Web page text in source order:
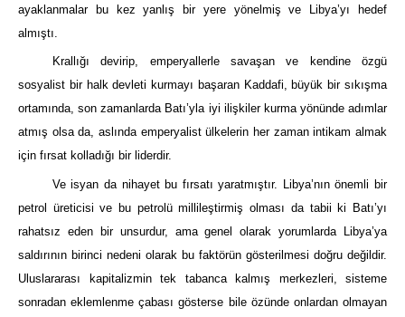
ayaklanmalar bu kez yanlış bir yere yönelmiş ve Libya’yı hedef
almıştı.
Krallığı devirip, emperyallerle savaşan ve kendine özgü
sosyalist bir halk devleti kurmayı başaran Kaddafi, büyük bir sıkışma
ortamında, son zamanlarda Batı’yla iyi ilişkiler kurma yönünde adımlar
atmış olsa da, aslında emperyalist ülkelerin her zaman intikam almak
için fırsat kolladığı bir liderdir.
Ve isyan da nihayet bu fırsatı yaratmıştır. Libya’nın önemli bir
petrol üreticisi ve bu petrolü millileştirmiş olması da tabii ki Batı’yı
rahatsız eden bir unsurdur, ama genel olarak yorumlarda Libya’ya
saldırının birinci nedeni olarak bu faktörün gösterilmesi doğru değildir.
Uluslararası kapitalizmin tek tabanca kalmış merkezleri, sisteme
sonradan eklemlenme çabası gösterse bile özünde onlardan olmayan